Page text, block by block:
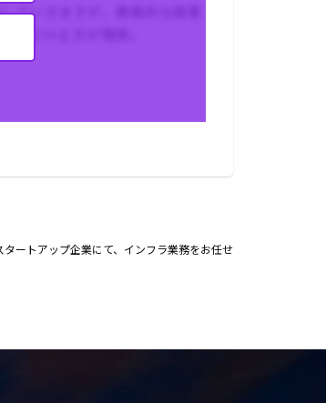
ていきますが、積極的な提案
ただける方が理想。
ートアップ企業にて、インフラ業務をお任せ